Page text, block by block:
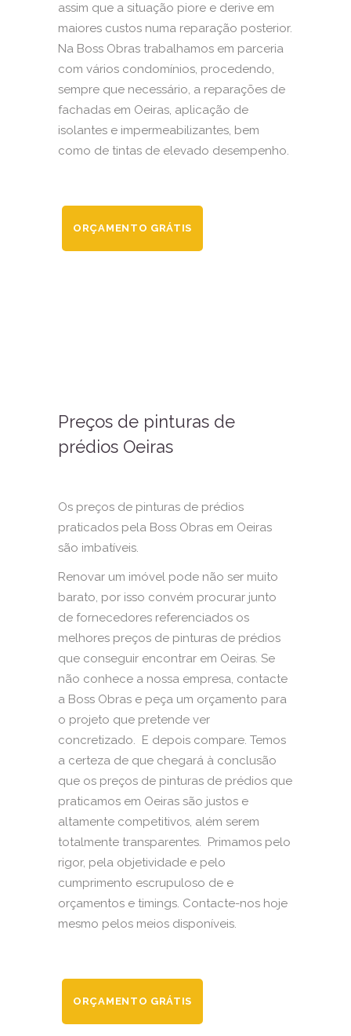
assim que a situação piore e derive em
maiores custos numa reparação posterior.
Na Boss Obras trabalhamos em parceria
com vários condomínios, procedendo,
sempre que necessário, a reparações de
fachadas em Oeiras, aplicação de
isolantes e impermeabilizantes, bem
como de tintas de elevado desempenho.
ORÇAMENTO GRÁTIS
Preços de pinturas de
prédios Oeiras
Os preços de pinturas de prédios
praticados pela Boss Obras em Oeiras
são imbatíveis.
Renovar um imóvel pode não ser muito
barato, por isso convém procurar junto
de fornecedores referenciados os
melhores preços de pinturas de prédios
que conseguir encontrar em Oeiras. Se
não conhece a nossa empresa, contacte
a Boss Obras e peça um orçamento para
o projeto que pretende ver
concretizado. E depois compare. Temos
a certeza de que chegará à conclusão
que os preços de pinturas de prédios que
praticamos em Oeiras são justos e
altamente competitivos, além serem
totalmente transparentes. Primamos pelo
rigor, pela objetividade e pelo
cumprimento escrupuloso de e
orçamentos e timings. Contacte-nos hoje
mesmo pelos meios disponíveis.
ORÇAMENTO GRÁTIS